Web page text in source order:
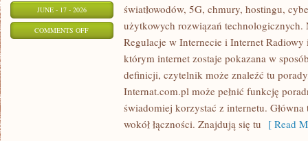
JUNE - 17 - 2026
COMMENTS OFFON
PRZECHOWYWANIE
światłowodów, 5G, chmury, hostingu,
użytkowych rozwiązań technologicznych.
Regulacje w Internecie i Internet
którym internet zostaje pokazana w
definicji, czytelnik może znaleźć tu
Internat.com.pl może pełnić funkcję
świadomiej korzystać z internetu.
wokół łączności. Znajdują się tu [ Read